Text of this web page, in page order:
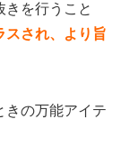
きを行うこと
スされ、より旨
きの万能アイテ